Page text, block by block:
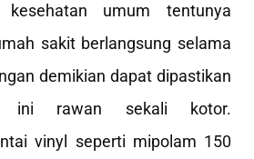
kesehatan umum tentunya
sakit berlangsung selama
demikian dapat dipastikan
ini rawan sekali kotor.
vinyl seperti mipolam 150